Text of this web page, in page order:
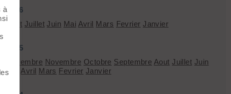
2026
Aout Juillet Juin Mai Avril Mars Fevrier Janvier
2025
Décembre Novembre Octobre Septembre Aout Juillet Juin
Mai
Avril Mars Fevrier Janvier
à